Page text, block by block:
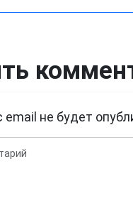
не будет